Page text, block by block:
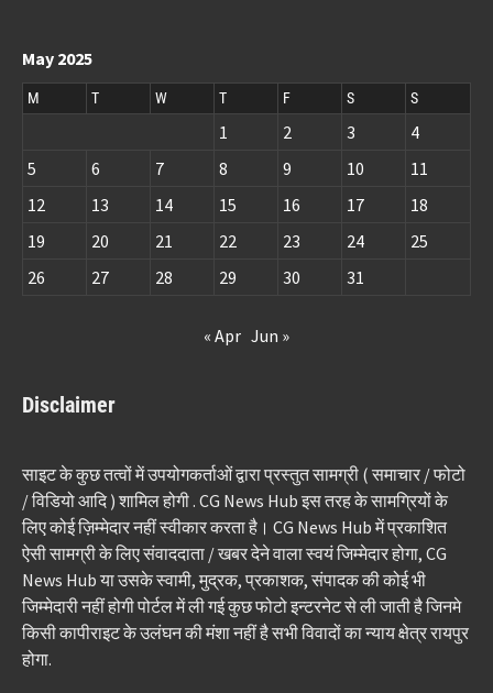
May 2025
M T W T F S S
1 2 3
4
5
6 7 8 9 10
11
12
13 14 15 16 17
18
19
20 21 22 23 24
25
26
27 28 29 30 31
« Apr Jun »
Disclaimer
साइट के कुछ तत्वों में उपयोगकर्ताओं द्वारा प्रस्तुत सामग्री ( समाचार / फोटो
/ विडियो आदि ) शामिल होगी . CG News Hub इस तरह के सामग्रियों के
लिए कोई ज़िम्मेदार नहीं स्वीकार करता है। CG News Hub में प्रकाशित
ऐसी सामग्री के लिए संवाददाता / खबर देने वाला स्वयं जिम्मेदार होगा, CG
News Hub या उसके स्वामी, मुद्रक, प्रकाशक, संपादक की कोई भी
जिम्मेदारी नहीं होगी पोर्टल में ली गई कुछ फोटो इन्टरनेट से ली जाती है जिनमे
किसी कापीराइट के उलंघन की मंशा नहीं है सभी विवादों का न्याय क्षेत्र रायपुर
होगा.